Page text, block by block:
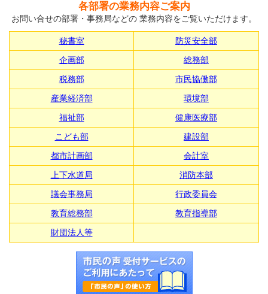
各部署の業務内容ご案内
お問い合せの部署・事務局などの 業務内容をご覧いただけます。
秘書室
防災安全部
企画部
総務部
税務部
市民協働部
産業経済部
環境部
福祉部
健康医療部
こども部
建設部
都市計画部
会計室
上下水道局
消防本部
議会事務局
行政委員会
教育総務部
教育指導部
財団法人等